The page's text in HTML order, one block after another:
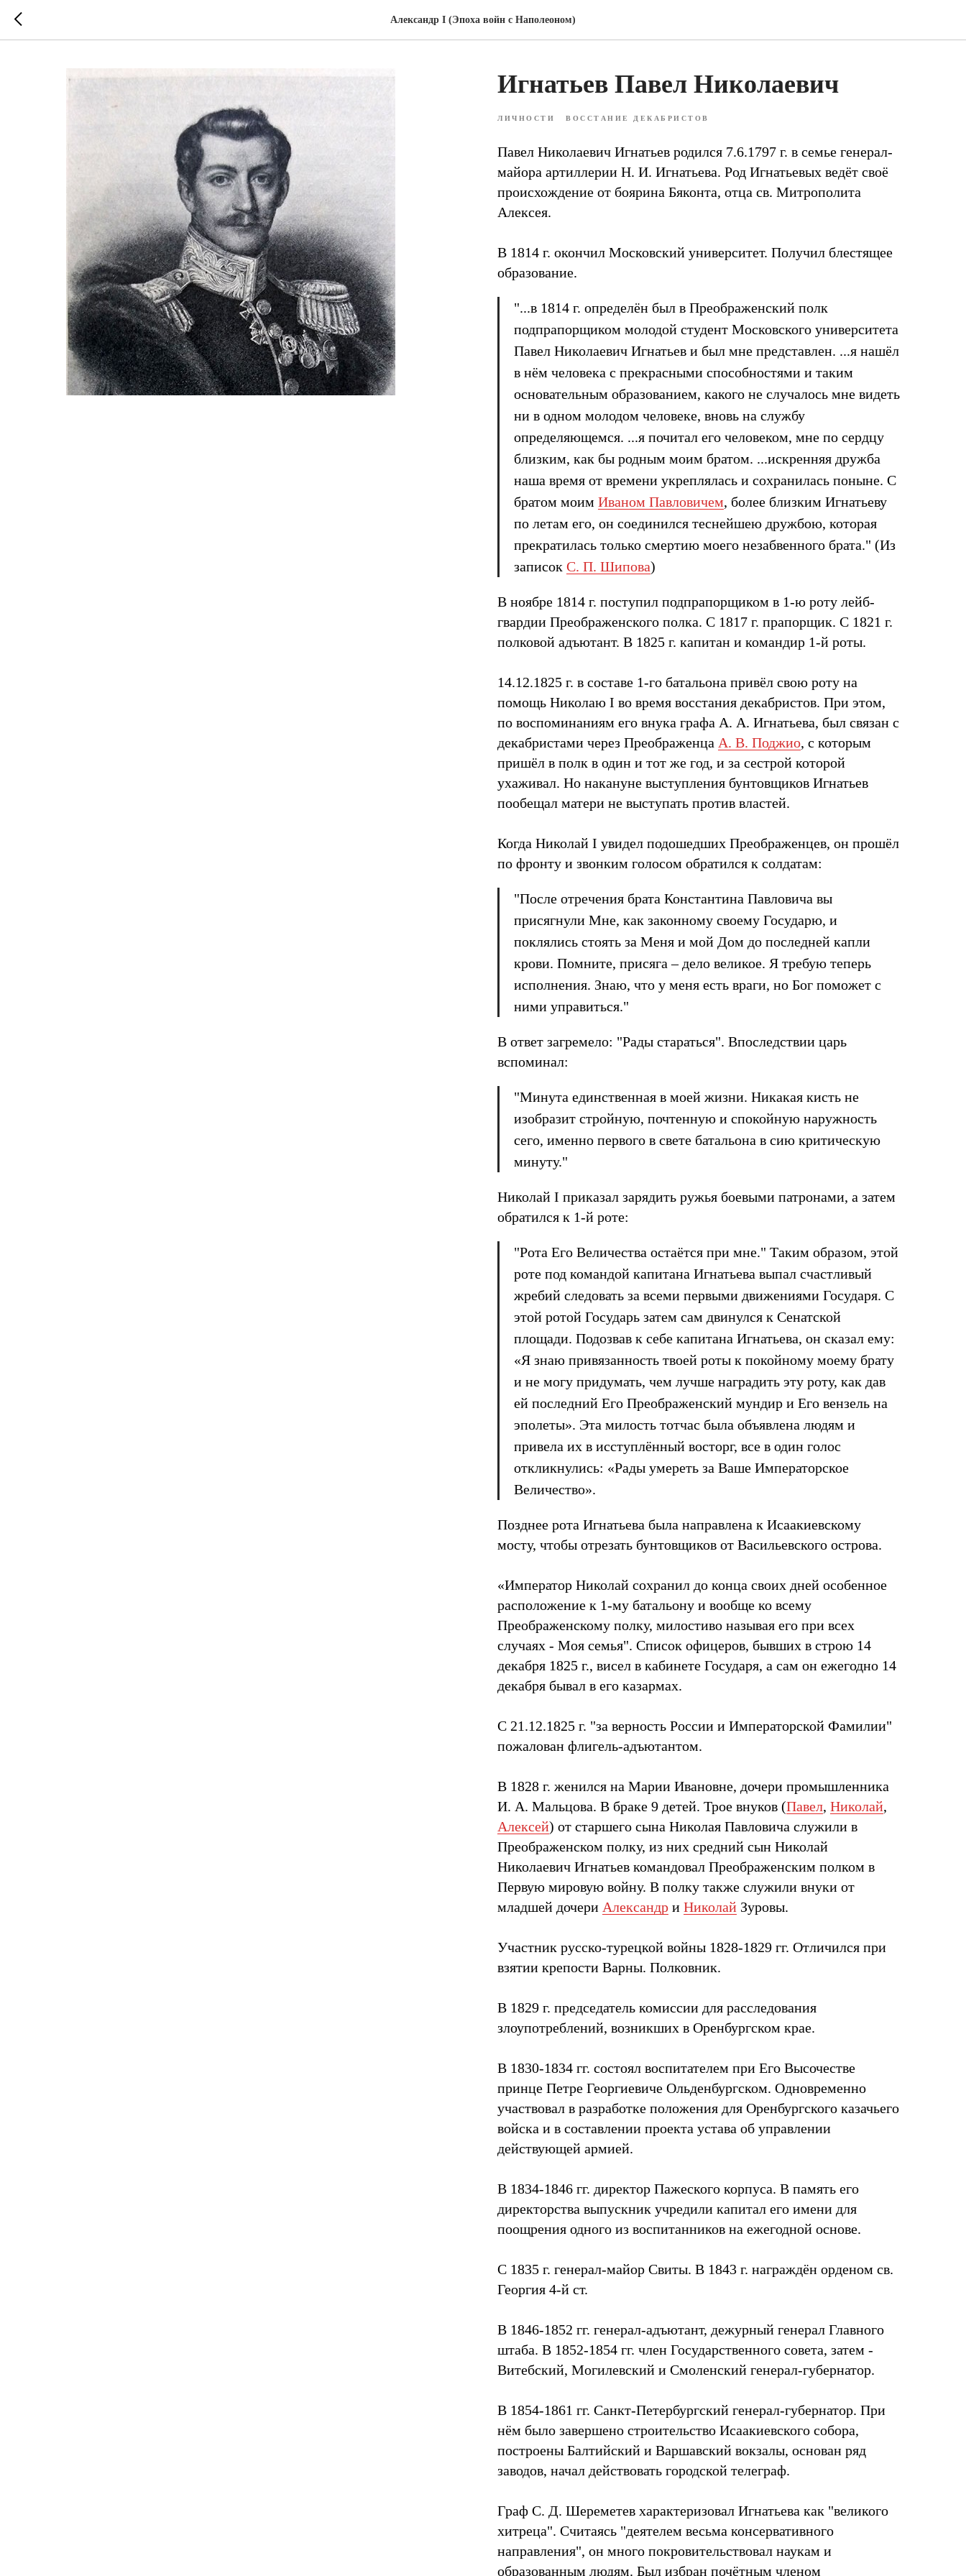
Александр I (Эпоха войн с Наполеоном)
Игнатьев Павел Николаевич
ЛИЧНОСТИ ВОССТАНИЕ ДЕКАБРИСТОВ
Павел Николаевич Игнатьев родился 7.6.1797 г. в семье генерал-
майора артиллерии Н. И. Игнатьева. Род Игнатьевых ведёт своё
происхождение от боярина Бяконта, отца св. Митрополита
Алексея.
В 1814 г. окончил Московский университет. Получил блестящее
образование.
"...в 1814 г. определён был в Преображенский полк
подпрапорщиком молодой студент Московского университета
Павел Николаевич Игнатьев и был мне представлен. ...я нашёл
в нём человека с прекрасными способностями и таким
основательным образованием, какого не случалось мне видеть
ни в одном молодом человеке, вновь на службу
определяющемся. ...я почитал его человеком, мне по сердцу
близким, как бы родным моим братом. ...искренняя дружба
наша время от времени укреплялась и сохранилась поныне. С
братом моим Иваном Павловичем, более близким Игнатьеву
по летам его, он соединился теснейшею дружбою, которая
прекратилась только смертию моего незабвенного брата." (Из
записок С. П. Шипова)
В ноябре 1814 г. поступил подпрапорщиком в 1-ю роту лейб-
гвардии Преображенского полка. С 1817 г. прапорщик. С 1821 г.
полковой адъютант. В 1825 г. капитан и командир 1-й роты.
14.12.1825 г. в составе 1-го батальона привёл свою роту на
помощь Николаю I во время восстания декабристов. При этом,
по воспоминаниям его внука графа А. А. Игнатьева, был связан с
декабристами через Преображенца А. В. Поджио, с которым
пришёл в полк в один и тот же год, и за сестрой которой
ухаживал. Но накануне выступления бунтовщиков Игнатьев
пообещал матери не выступать против властей.
Когда Николай I увидел подошедших Преображенцев, он прошёл
по фронту и звонким голосом обратился к солдатам:
"После отречения брата Константина Павловича вы
присягнули Мне, как законному своему Государю, и
поклялись стоять за Меня и мой Дом до последней капли
крови. Помните, присяга – дело великое. Я требую теперь
исполнения. Знаю, что у меня есть враги, но Бог поможет с
ними управиться."
В ответ загремело: "Рады стараться". Впоследствии царь
вспоминал:
"Минута единственная в моей жизни. Никакая кисть не
изобразит стройную, почтенную и спокойную наружность
сего, именно первого в свете батальона в сию критическую
минуту."
Николай I приказал зарядить ружья боевыми патронами, а затем
обратился к 1-й роте:
"Рота Его Величества остаётся при мне." Таким образом, этой
роте под командой капитана Игнатьева выпал счастливый
жребий следовать за всеми первыми движениями Государя. С
этой ротой Государь затем сам двинулся к Сенатской
площади. Подозвав к себе капитана Игнатьева, он сказал ему:
«Я знаю привязанность твоей роты к покойному моему брату
и не могу придумать, чем лучше наградить эту роту, как дав
ей последний Его Преображенский мундир и Его вензель на
эполеты». Эта милость тотчас была объявлена людям и
привела их в исступлённый восторг, все в один голос
откликнулись: «Рады умереть за Ваше Императорское
Величество».
Позднее рота Игнатьева была направлена к Исаакиевскому
мосту, чтобы отрезать бунтовщиков от Васильевского острова.
«Император Николай сохранил до конца своих дней особенное
расположение к 1-му батальону и вообще ко всему
Преображенскому полку, милостиво называя его при всех
случаях - Моя семья". Список офицеров, бывших в строю 14
декабря 1825 г., висел в кабинете Государя, а сам он ежегодно 14
декабря бывал в его казармах.
С 21.12.1825 г. "за верность России и Императорской Фамилии"
пожалован флигель-адъютантом.
В 1828 г. женился на Марии Ивановне, дочери промышленника
И. А. Мальцова. В браке 9 детей. Трое внуков (Павел, Николай,
Алексей) от старшего сына Николая Павловича служили в
Преображенском полку, из них средний сын Николай
Николаевич Игнатьев командовал Преображенским полком в
Первую мировую войну. В полку также служили внуки от
младшей дочери Александр и Николай Зуровы.
Участник русско-турецкой войны 1828-1829 гг. Отличился при
взятии крепости Варны. Полковник.
В 1829 г. председатель комиссии для расследования
злоупотреблений, возникших в Оренбургском крае.
В 1830-1834 гг. состоял воспитателем при Его Высочестве
принце Петре Георгиевиче Ольденбургском. Одновременно
участвовал в разработке положения для Оренбургского казачьего
войска и в составлении проекта устава об управлении
действующей армией.
В 1834-1846 гг. директор Пажеского корпуса. В память его
директорства выпускник учредили капитал его имени для
поощрения одного из воспитанников на ежегодной основе.
С 1835 г. генерал-майор Свиты. В 1843 г. награждён орденом св.
Георгия 4-й ст.
В 1846-1852 гг. генерал-адъютант, дежурный генерал Главного
штаба. В 1852-1854 гг. член Государственного совета, затем -
Витебский, Могилевский и Смоленский генерал-губернатор.
В 1854-1861 гг. Санкт-Петербургский генерал-губернатор. При
нём было завершено строительство Исаакиевского собора,
построены Балтийский и Варшавский вокзалы, основан ряд
заводов, начал действовать городской телеграф.
Граф С. Д. Шереметев характеризовал Игнатьева как "великого
хитреца". Считаясь "деятелем весьма консервативного
направления", он много покровительствовал наукам и
образованным людям. Был избран почётным членом